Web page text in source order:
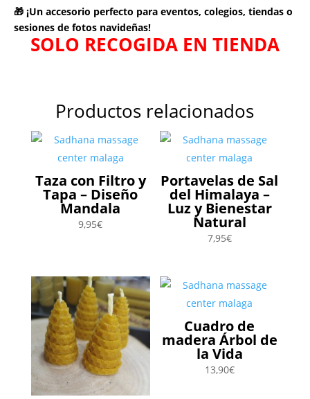
🎁 ¡Un accesorio perfecto para eventos, colegios, tiendas o
sesiones de fotos navideñas!
SOLO RECOGIDA EN TIENDA
Productos relacionados
Taza con Filtro y
Tapa – Diseño
Mandala
9,95€
Portavelas de Sal
del Himalaya –
Luz y Bienestar
Natural
7,95€
Cuadro de
madera Árbol de
la Vida
13,90€